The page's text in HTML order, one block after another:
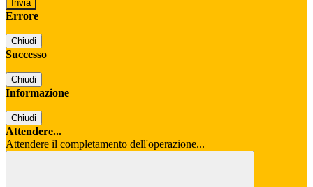
Errore
Chiudi
Successo
Chiudi
Informazione
Chiudi
Attendere...
Attendere il completamento dell'operazione...